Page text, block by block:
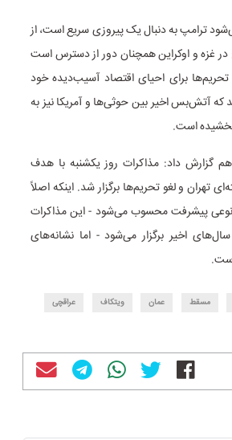
ترامپ به دنبال یک پیروزی سریع است، از
در غزه و اوکراین همچنان دور از دسترس است
تحریم‌ها برای احیای اقتصاد آسیب‌دیده خود
که آتش‌بس اخیر بین حوثی‌ها و آمریکا نیز به
بخشیده است.
گزارش داد: مذاکرات روز یکشنبه با هدف
تهران و لغو تحریم‌ها برگزار شد. اینکه اصلاً
نوعی پیشرفت محسوب می‌شود - این مذاکرات
اخیر برگزار می‌شود - اما نشانه‌های
مسقط عمان ویتکاف
عراقچی